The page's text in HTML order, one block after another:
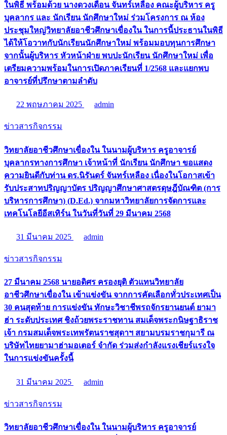
ในพิธี พร้อมด้วย นางดวงเดือน จันทร์เหลือง คณะผู้บริหาร ครู
บุคลากร และ นักเรียน นักศึกษาใหม่ ร่วมโครงการ ณ ห้อง
ประชุมใหญ่วิทยาลัยอาชีวศึกษาเขื่องใน ในการนี้ประธานในพิธี
ได้ให้โอวาทกับนักเรียนนักศึกษาใหม่ พร้อมมอบทุนการศึกษา
จากนั้นผู้บริหาร หัวหน้าฝ่าย พบปะนักเรียน นักศึกษาใหม่ เพื่อ
เตรียมความพร้อมในการเปิดภาคเรียนที่ 1/2568 และแยกพบ
อาจารย์ที่ปรึกษาตามลำดับ
22 พฤษภาคม 2025 admin
ข่าวสารกิจกรรม
วิทยาลัยอาชีวศึกษาเขื่องใน ในนามผู้บริหาร ครูอาจารย์
บุคลากรทางการศึกษา เจ้าหน้าที่ นักเรียน นักศึกษา ขอแสดง
ความยินดีกับท่าน ดร.นิรันดร์ จันทร์เหลือง เนื่องในโอกาสเข้า
รับประสาทปริญญาบัตร ปริญญาศึกษาศาสตรดุษฎีบัณฑิต (การ
บริหารการศึกษา) (D.Ed.) จากมหาวิทยาลัยการจัดการและ
เทคโนโลยีอีสเทิร์น ในวันที่วันที่ 29 มีนาคม 2568
31 มีนาคม 2025 admin
ข่าวสารกิจกรรม
27 มีนาคม 2568 นายอดิศร ครองยุติ ตัวแทนวิทยาลัย
อาชีวศึกษาเขื่องใน เข้าแข่งขัน จากการคัดเลือกทั่วประเทศเป็น
30 คนสุดท้าย การแข่งขัน ทักษะวิชาชีพรถจักรยานยนต์ ยามา
ฮ่า ระดับประเทศ ชิงถ้วยพระราชทาน สมเด็จพระกนิษฐาธิราช
เจ้า กรมสมเด็จพระเทพรัตนราชสุดาฯ สยามบรมราชกุมารี ณ
บริษัทไทยยามาฮ่ามอเตอร์ จำกัด ร่วมส่งกำลังแรงเชียร์แรงใจ
ในการแข่งขันครั้งนี้
31 มีนาคม 2025 admin
ข่าวสารกิจกรรม
วิทยาลัยอาชีวศึกษาเขื่องใน ในนามผู้บริหาร ครูอาจารย์